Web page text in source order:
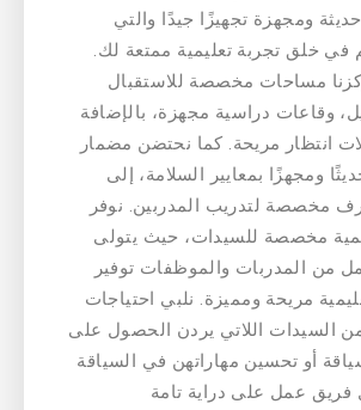
ومجهزة تجهيزًا جيدًا والتي
خلق تجربة تعليمية ممتعة لك.
مساحات مخصصة للاستقبال
وقاعات دراسية مجهزة، بالإضافة
انتظار مريحة. كما نحتضن مضمار
ومجهزًا بمعايير السلامة، إلى
مخصصة لتدريب المدربين. نوفر
مخصصة للسيدات، حيث يتولى
من المدربات والموظفات توفير
مريحة ومميزة. نلبي احتياجات
من السيدات اللاتي يردن الحصول على
أو تحسين مهاراتهن في السياقة
فريق عمل على دراية تامة